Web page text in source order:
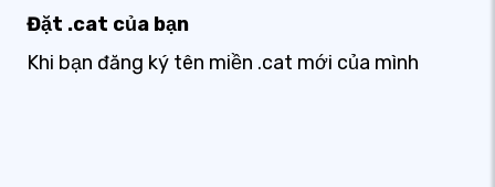
Đặt .cat của bạn
Khi bạn đăng ký tên miền .cat mới của mình